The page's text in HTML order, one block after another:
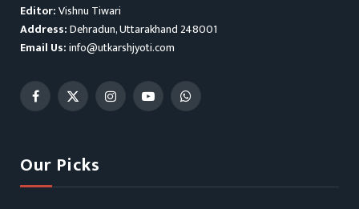
Editor:Vishnu Tiwari
Address:Dehradun, Uttarakhand 248001
Email Us:info@utkarshjyoti.com
Facebook
X
InstagramYouTubeWhatsApp
Our Picks